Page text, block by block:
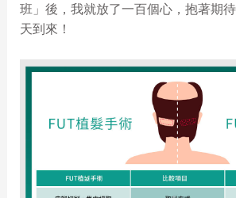
班」後，我就放了一百個心，抱著期
天到來！